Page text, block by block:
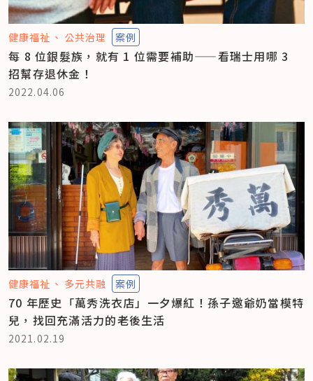
健康福祉 公共治理 案例
每 8 位銀髮族，就有 1 位需要補助——看瑞士用哪 3
招幫存退休金！
2022.04.06
健康福祉 多元共融 案例
70 年歷史「萬秀洗衣店」一夕爆紅！孫子邀爺奶當模特
兒，找回充滿活力的老後生活
2021.02.19